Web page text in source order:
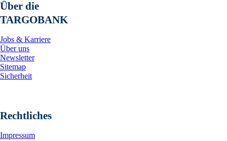
Über die
TARGOBANK
Jobs & Karriere
Über uns
Newsletter
Sitemap
Sicherheit
Rechtliches
Impressum